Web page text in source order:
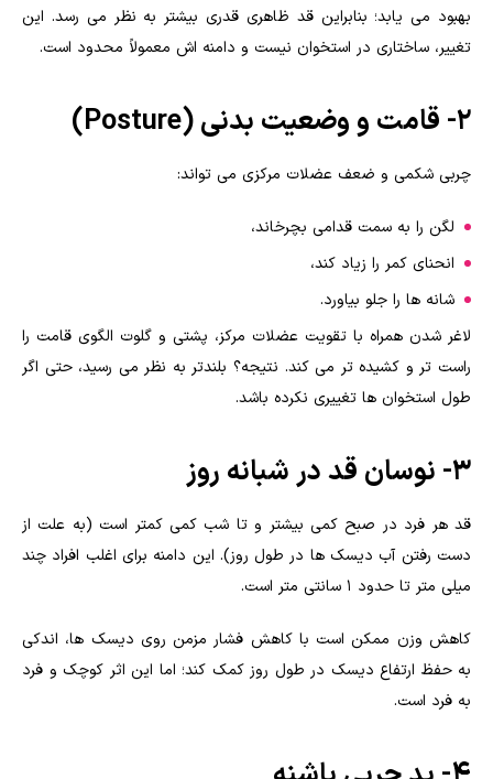
بهبود می یابد؛ بنابراین قد ظاهری قدری بیشتر به نظر می رسد. این
تغییر، ساختاری در استخوان نیست و دامنه اش معمولاً محدود است.
2- قامت و وضعیت بدنی (Posture)
چربی شکمی و ضعف عضلات مرکزی می تواند:
لگن را به سمت قدامی بچرخاند،
انحنای کمر را زیاد کند،
شانه ها را جلو بیاورد.
لاغر شدن همراه با تقویت عضلات مرکز، پشتی و گلوت الگوی قامت را
راست تر و کشیده تر می کند. نتیجه؟ بلندتر به نظر می رسید، حتی اگر
طول استخوان ها تغییری نکرده باشد.
3- نوسان قد در شبانه روز
قد هر فرد در صبح کمی بیشتر و تا شب کمی کمتر است (به علت از
دست رفتن آب دیسک ها در طول روز). این دامنه برای اغلب افراد چند
میلی متر تا حدود ۱ سانتی متر است.
کاهش وزن ممکن است با کاهش فشار مزمن روی دیسک ها، اندکی
به حفظ ارتفاع دیسک در طول روز کمک کند؛ اما این اثر کوچک و فرد
به فرد است.